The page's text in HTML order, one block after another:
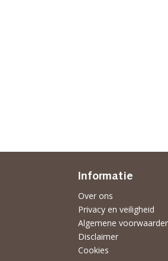
Informatie
Over ons
Privacy en veiligheid
Algemene
Disclaimer
Cookies